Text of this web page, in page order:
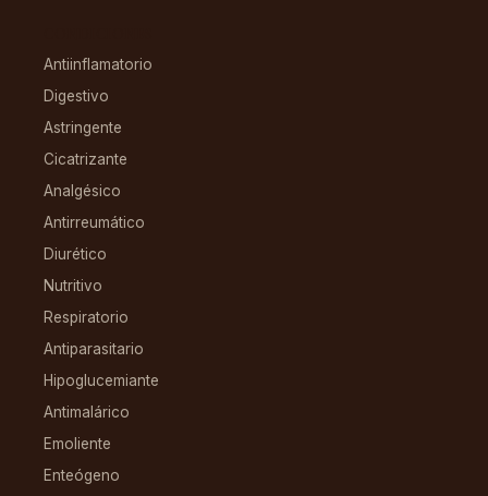
Antiinflamatorio
Digestivo
Astringente
Cicatrizante
Analgésico
Antirreumático
Diurético
Nutritivo
Respiratorio
Antiparasitario
Hipoglucemiante
Antimalárico
Emoliente
Enteógeno